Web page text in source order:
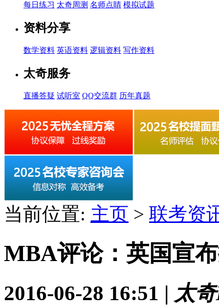
每日练习 太奇周测 名师点睛 模拟试题
资料分享
数学资料 英语资料 逻辑资料 写作资料
太奇服务
直播答疑 试听室 QQ交流群 历年真题
当前位置: 主页 > 联考资
MBA评论：英国宣
2016-06-28 16:51 | 太